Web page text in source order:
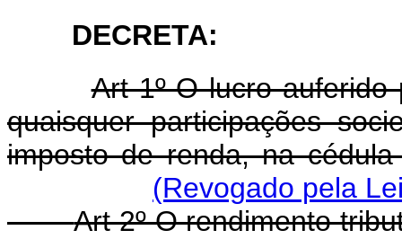
DECRETA:
Art 1º O lucro
quaisquer participações
imposto de renda, na
(Revogado pela
Art 2º O rendimento